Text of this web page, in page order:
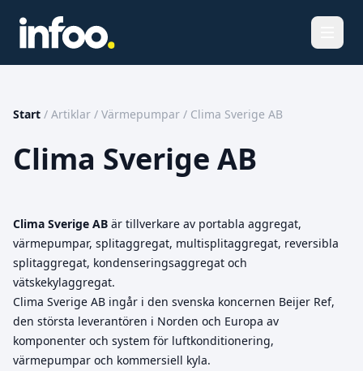
Start / Artiklar / Värmepumpar / Clima Sverige AB
Clima Sverige AB
Clima Sverige AB är tillverkare av portabla aggregat,
värmepumpar, splitaggregat, multisplitaggregat, reversibla
splitaggregat, kondenseringsaggregat och
vätskekylaggregat.
Clima Sverige AB ingår i den svenska koncernen Beijer Ref,
den största leverantören i Norden och Europa av
komponenter och system för luftkonditionering,
värmepumpar och kommersiell kyla.